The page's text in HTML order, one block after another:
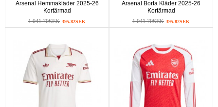
Arsenal Hemmakläder 2025-26
Kortärmad
1 041.70SEK 395.82SEK
Arsenal Borta Kläder 2025-26
Kortärmad
1 041.70SEK 395.82SEK